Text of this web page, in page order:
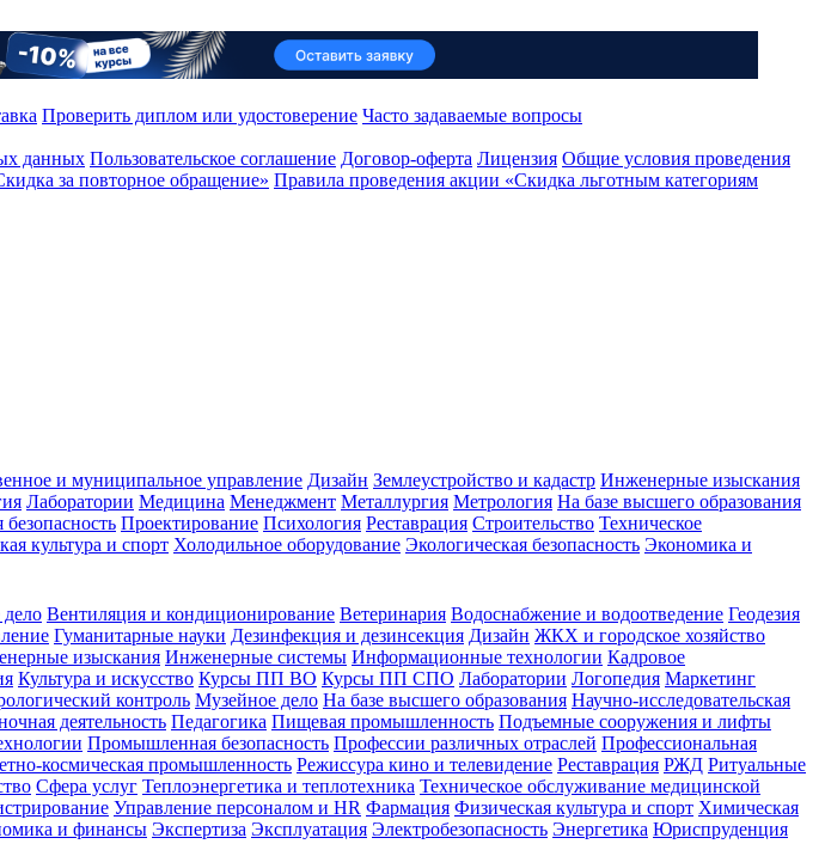
Проверить диплом или удостоверение Часто задаваемые вопросы
данных Пользовательское соглашение Договор-оферта Лицензия Общие условия проведения
за повторное обращение» Правила проведения акции «Скидка льготным категориям
и муниципальное управление Дизайн Землеустройство и кадастр Инженерные изыскания
Лаборатории Медицина Менеджмент Металлургия Метрология На базе высшего образования
Проектирование Психология Реставрация Строительство Техническое
культура и спорт Холодильное оборудование Экологическая безопасность Экономика и
дело Вентиляция и кондиционирование Ветеринария Водоснабжение и водоотведение Геодезия
Гуманитарные науки Дезинфекция и дезинсекция Дизайн ЖКХ и городское хозяйство
изыскания Инженерные системы Информационные технологии Кадровое
Культура и искусство Курсы ПП ВО Курсы ПП СПО Лаборатории Логопедия Маркетинг
контроль Музейное дело На базе высшего образования Научно-исследовательская
деятельность Педагогика Пищевая промышленность Подъемные сооружения и лифты
Промышленная безопасность Профессии различных отраслей Профессиональная
космическая промышленность Режиссура кино и телевидение Реставрация РЖД Ритуальные
Сфера услуг Теплоэнергетика и теплотехника Техническое обслуживание медицинской
Управление персоналом и HR Фармация Физическая культура и спорт Химическая
и финансы Экспертиза Эксплуатация Электробезопасность Энергетика Юриспруденция